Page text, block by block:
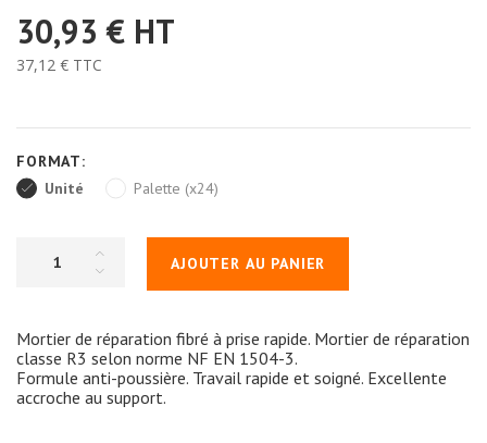
30,93 € HT
37,12 € TTC
FORMAT:
Unité
Palette (x24)
AJOUTER AU PANIER
Mortier de réparation fibré à prise rapide. Mortier de réparation
classe R3 selon norme NF EN 1504-3.
Formule anti-poussière. Travail rapide et soigné. Excellente
accroche au support.